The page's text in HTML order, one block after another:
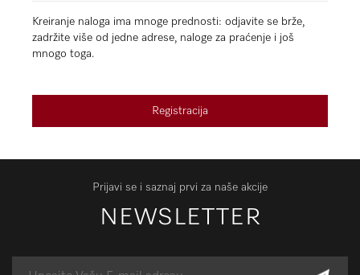
Kreiranje naloga ima mnoge prednosti: odjavite se brže,
zadržite više od jedne adrese, naloge za praćenje i još
mnogo toga.
Registracija
Prijavi se i saznaj prvi za naše akcije
NEWSLETTER